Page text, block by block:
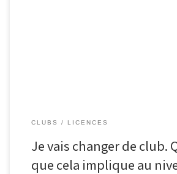
CLUBS LICENCES
Je vais changer de club.
que cela implique au